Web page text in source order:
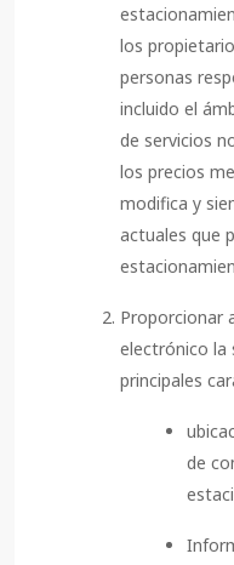
los
personas
incluido el
de servicios
los precios
modifica y
actuales que
Proporcionar
electrónico la
principales
de